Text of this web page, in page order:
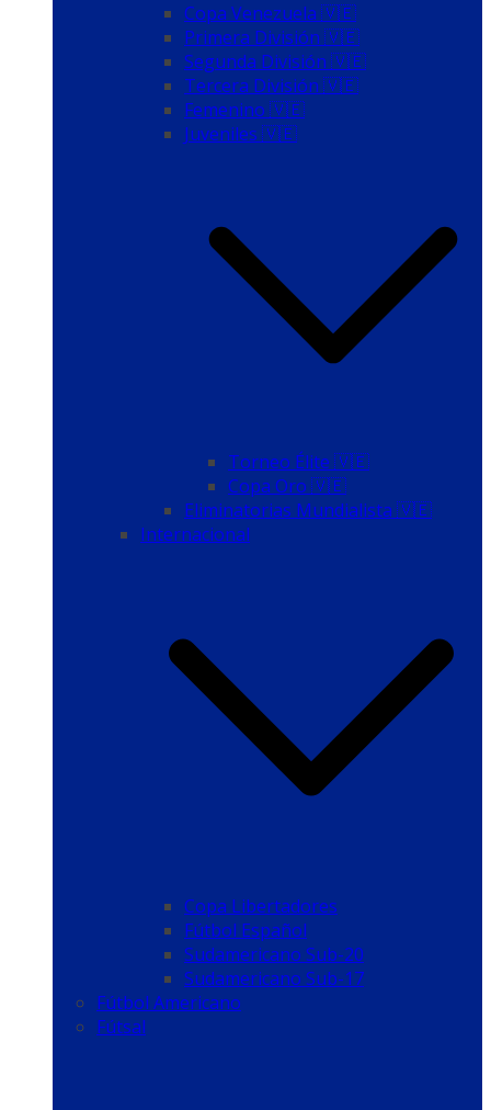
Copa Venezuela 🇻🇪
Primera División 🇻🇪
Segunda División 🇻🇪
Tercera División 🇻🇪
Femenino 🇻🇪
Juveniles 🇻🇪
Torneo Élite 🇻🇪
Copa Oro 🇻🇪
Eliminatorias Mundialista 🇻🇪
Internacional
Copa Libertadores
Fútbol Español
Sudamericano Sub-20
Sudamericano Sub-17
Fútbol Americano
Fútsal